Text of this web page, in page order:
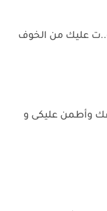
عليك من الخوف
وأطمن عليكى و